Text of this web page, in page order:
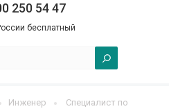
250 54 47
бесплатный
Инженер
Специалист по